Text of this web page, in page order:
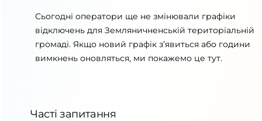
Сьогодні оператори ще не змінювали графіки
відключень для Земляничненській територіальній
громаді. Якщо новий графік з’явиться або години
вимкнень оновляться, ми покажемо це тут.
Часті запитання